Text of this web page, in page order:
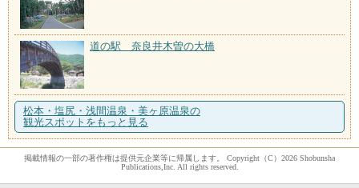
道の駅 奈良井木曽の大橋
松本・塩尻・浅間温泉・美ヶ原温泉の
観光スポットをもっと見る
掲載情報の一部の著作権は提供元企業等に帰属します。 Copyright（C）2026 Shobunsha
Publications,Inc. All rights reserved.